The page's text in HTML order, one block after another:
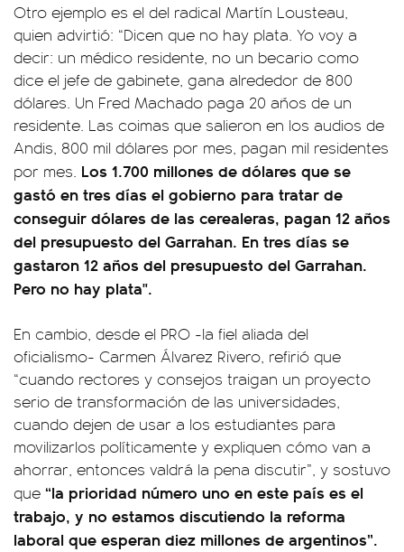
Otro ejemplo es el del radical Martín Lousteau,
quien advirtió: “Dicen que no hay plata. Yo voy a
decir: un médico residente, no un becario como
dice el jefe de gabinete, gana alrededor de 800
dólares. Un Fred Machado paga 20 años de un
residente. Las coimas que salieron en los audios de
Andis, 800 mil dólares por mes, pagan mil residentes
por mes. Los 1.700 millones de dólares que se
gastó en tres días el gobierno para tratar de
conseguir dólares de las cerealeras, pagan 12 años
del presupuesto del Garrahan. En tres días se
gastaron 12 años del presupuesto del Garrahan.
Pero no hay plata".
En cambio, desde el PRO -la fiel aliada del
oficialismo- Carmen Álvarez Rivero, refirió que
“cuando rectores y consejos traigan un proyecto
serio de transformación de las universidades,
cuando dejen de usar a los estudiantes para
movilizarlos políticamente y expliquen cómo van a
ahorrar, entonces valdrá la pena discutir”, y sostuvo
que “la prioridad número uno en este país es el
trabajo, y no estamos discutiendo la reforma
laboral que esperan diez millones de argentinos”.